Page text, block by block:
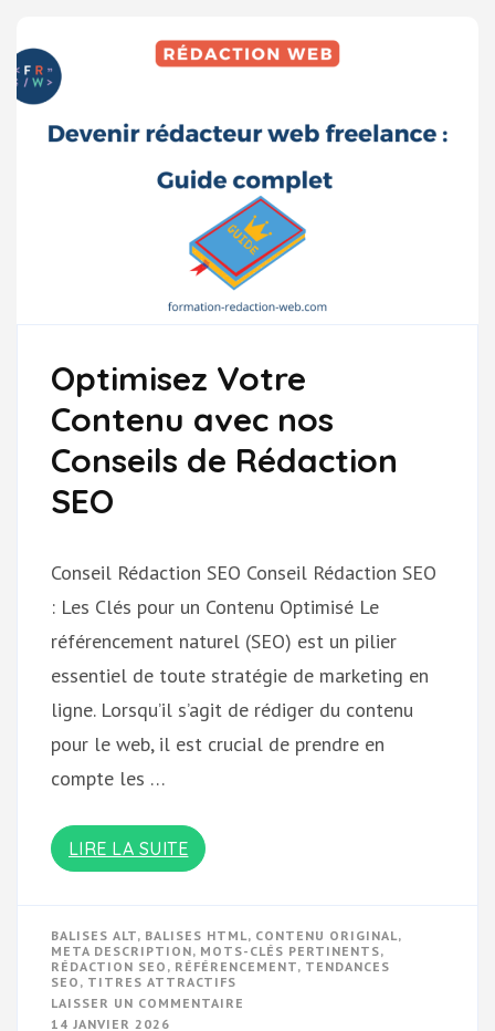
EN
LIGNE
Optimisez Votre
Contenu avec nos
Conseils de Rédaction
SEO
Conseil Rédaction SEO Conseil Rédaction SEO
: Les Clés pour un Contenu Optimisé Le
référencement naturel (SEO) est un pilier
essentiel de toute stratégie de marketing en
ligne. Lorsqu’il s’agit de rédiger du contenu
pour le web, il est crucial de prendre en
compte les …
LIRE LA SUITE
BALISES ALT, BALISES HTML, CONTENU ORIGINAL,
META DESCRIPTION, MOTS-CLÉS PERTINENTS,
RÉDACTION SEO , RÉFÉRENCEMENT, TENDANCES
SEO , TITRES ATTRACTIFS
LAISSER UN COMMENTAIRE
14 JANVIER 2026